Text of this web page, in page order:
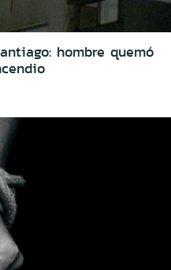
hombre quemó